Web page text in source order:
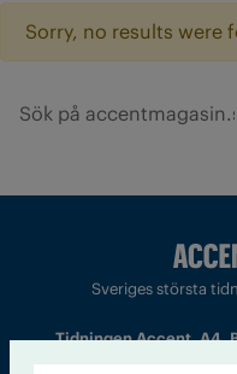
Sorry, no results were
Sveriges största
Tidningen Accent, A4,